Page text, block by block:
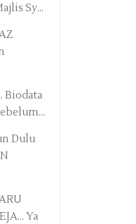
Sy...
Biodata
Dulu
Ya